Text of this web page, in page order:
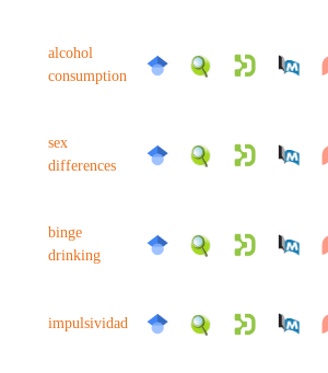
alcohol
consumption
sex
differences
binge
drinking
impulsividad